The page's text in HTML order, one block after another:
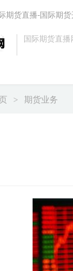
国际期货直
期货直播-国际期
> 期货业务